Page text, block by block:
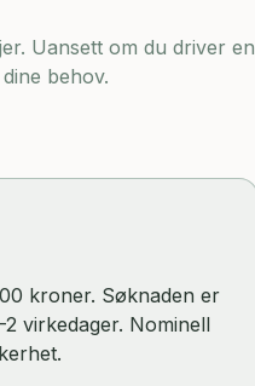
Uansett om du driver en
behov.
kroner. Søknaden er
virkedager. Nominell